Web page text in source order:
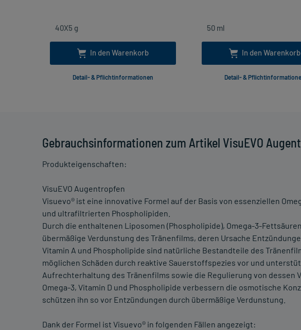
Gebrauchsinformationen zum Artikel VisuEVO
Produkteigenschaften:
VisuEVO Augentropfen
Visuevo® ist eine innovative Formel auf der Basis von essenziellen
und ultrafiltrierten Phospholipiden.
Durch die enthaltenen Liposomen (Phospholipide), Omega-3-
übermäßige Verdunstung des Tränenfilms, deren Ursache
Vitamin A und Phospholipide sind natürliche Bestandteile des
möglichen Schäden durch reaktive Sauerstoffspezies vor und
Aufrechterhaltung des Tränenfilms sowie die Regulierung von dessen
Omega-3, Vitamin D und Phospholipide verbessern die osmotische
schützen ihn so vor Entzündungen durch übermäßige Verdunstung.
Dank der Formel ist Visuevo® in folgenden Fällen angezeigt:
In den Warenkorb
Detail- & Pflichtinformationen
In den Warenkorb
Detail- &